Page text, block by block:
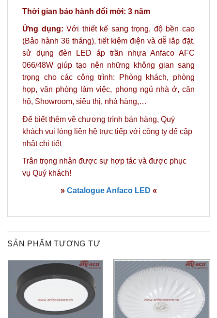
Thời gian bảo hành đổi mới: 3 năm
Ứng dụng:Với thiết kế sang trọng, độ bền cao
(Bảo hành 36 tháng), tiết kiệm điện và dễ lắp đặt,
sử dụng đèn LED áp trần nhựa Anfaco AFC
066/48W giúp tạo nên những không gian sang
trọng chocác công trình: Phòng khách, phòng
họp, văn phòng làm việc, phong ngủ nhà ở, căn
hộ, Showroom, siêu thị, nhà hàng,…
Để biết thêm về chương trình bán hàng, Quý
khách vui lòng liên hệ trực tiếp với công ty để cập
nhật chi tiết
Trân trọng nhận được sự hợp tác và được phục
vụ Quý khách!
» Catalogue Anfaco LED «
SẢN PHẨM TƯƠNG TỰ